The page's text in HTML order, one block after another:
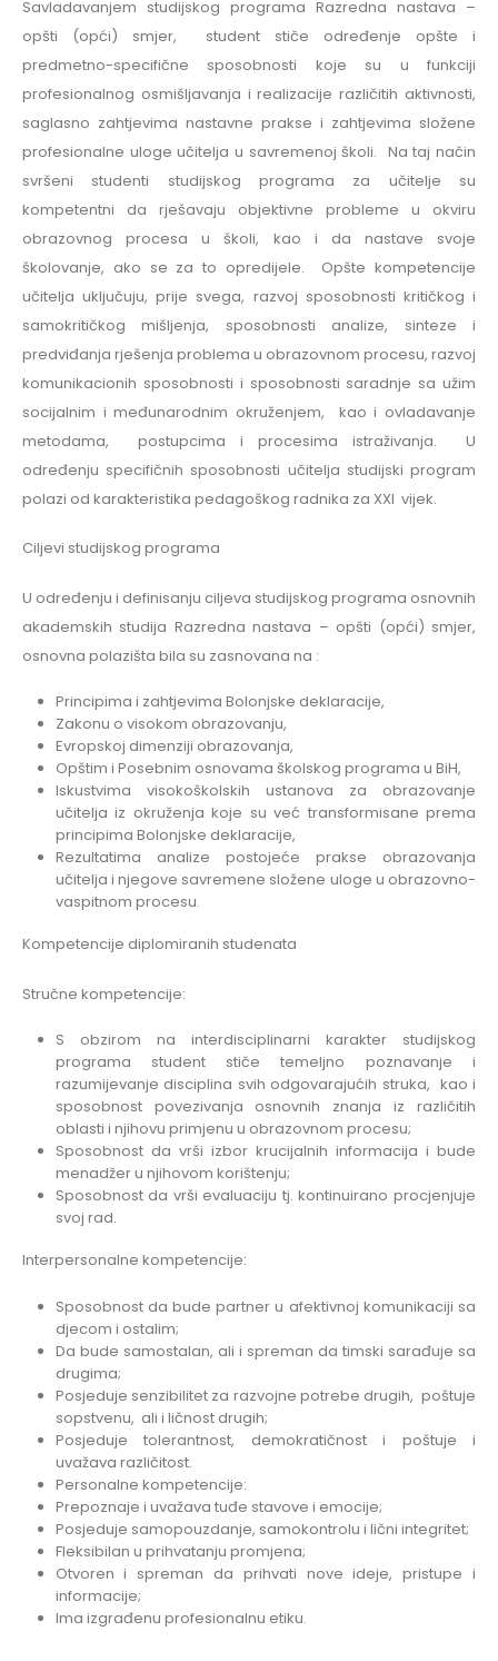
Savladavanjem studijskog programa Razredna nastava –
opšti (opći) smjer, student stiče određenje opšte i
predmetno-specifične sposobnosti koje su u funkciji
profesionalnog osmišljavanja i realizacije različitih aktivnosti,
saglasno zahtjevima nastavne prakse i zahtjevima složene
profesionalne uloge učitelja u savremenoj školi. Na taj način
svršeni studenti studijskog programa za učitelje su
kompetentni da rješavaju objektivne probleme u okviru
obrazovnog procesa u školi, kao i da nastave svoje
školovanje, ako se za to opredijele. Opšte kompetencije
učitelja uključuju, prije svega, razvoj sposobnosti kritičkog i
samokritičkog mišljenja, sposobnosti analize, sinteze i
predviđanja rješenja problema u obrazovnom procesu, razvoj
komunikacionih sposobnosti i sposobnosti saradnje sa užim
socijalnim i međunarodnim okruženjem, kao i ovladavanje
metodama, postupcima i procesima istraživanja. U
određenju specifičnih sposobnosti učitelja studijski program
polazi od karakteristika pedagoškog radnika za XXI vijek.
Ciljevi studijskog programa
U određenju i definisanju ciljeva studijskog programa osnovnih
akademskih studija Razredna nastava – opšti (opći) smjer,
osnovna polazišta bila su zasnovana na :
Principima i zahtjevima Bolonjske deklaracije,
Zakonu o visokom obrazovanju,
Evropskoj dimenziji obrazovanja,
Opštim i Posebnim osnovama školskog programa u BiH,
Iskustvima visokoškolskih ustanova za obrazovanje
učitelja iz okruženja koje su već transformisane prema
principima Bolonjske deklaracije,
Rezultatima analize postojeće prakse obrazovanja
učitelja i njegove savremene složene uloge u obrazovno-
vaspitnom procesu.
Kompetencije diplomiranih studenata
Stručne kompetencije:
S obzirom na interdisciplinarni karakter studijskog
programa student stiče temeljno poznavanje i
razumijevanje disciplina svih odgovarajućih struka, kao i
sposobnost povezivanja osnovnih znanja iz različitih
oblasti i njihovu primjenu u obrazovnom procesu;
Sposobnost da vrši izbor krucijalnih informacija i bude
menadžer u njihovom korištenju;
Sposobnost da vrši evaluaciju tj. kontinuirano procjenjuje
svoj rad.
Interpersonalne kompetencije:
Sposobnost da bude partner u afektivnoj komunikaciji sa
djecom i ostalim;
Da bude samostalan, ali i spreman da timski sarađuje sa
drugima;
Posjeduje senzibilitet za razvojne potrebe drugih, poštuje
sopstvenu, ali i ličnost drugih;
Posjeduje tolerantnost, demokratičnost i poštuje i
uvažava različitost.
Personalne kompetencije:
Prepoznaje i uvažava tuđe stavove i emocije;
Posjeduje samopouzdanje, samokontrolu i lični integritet;
Fleksibilan u prihvatanju promjena;
Otvoren i spreman da prihvati nove ideje, pristupe i
informacije;
Ima izgrađenu profesionalnu etiku.